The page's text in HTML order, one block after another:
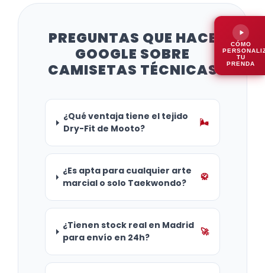
PREGUNTAS QUE HACE
GOOGLE SOBRE
CAMISETAS TÉCNICAS
¿Qué ventaja tiene el tejido
Dry-Fit de Mooto?
🌬️
¿Es apta para cualquier arte
marcial o solo Taekwondo?
🥋
¿Tienen stock real en Madrid
para envío en 24h?
🚀
CÓMO
TU
PRENDA